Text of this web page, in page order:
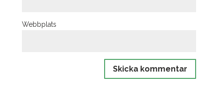
Webbplats